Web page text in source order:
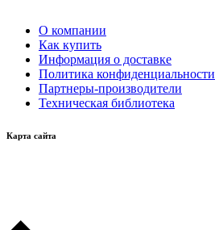
О компании
Как купить
Информация о доставке
Политика конфиденциальности
Партнеры-производители
Техническая библиотека
Карта сайта